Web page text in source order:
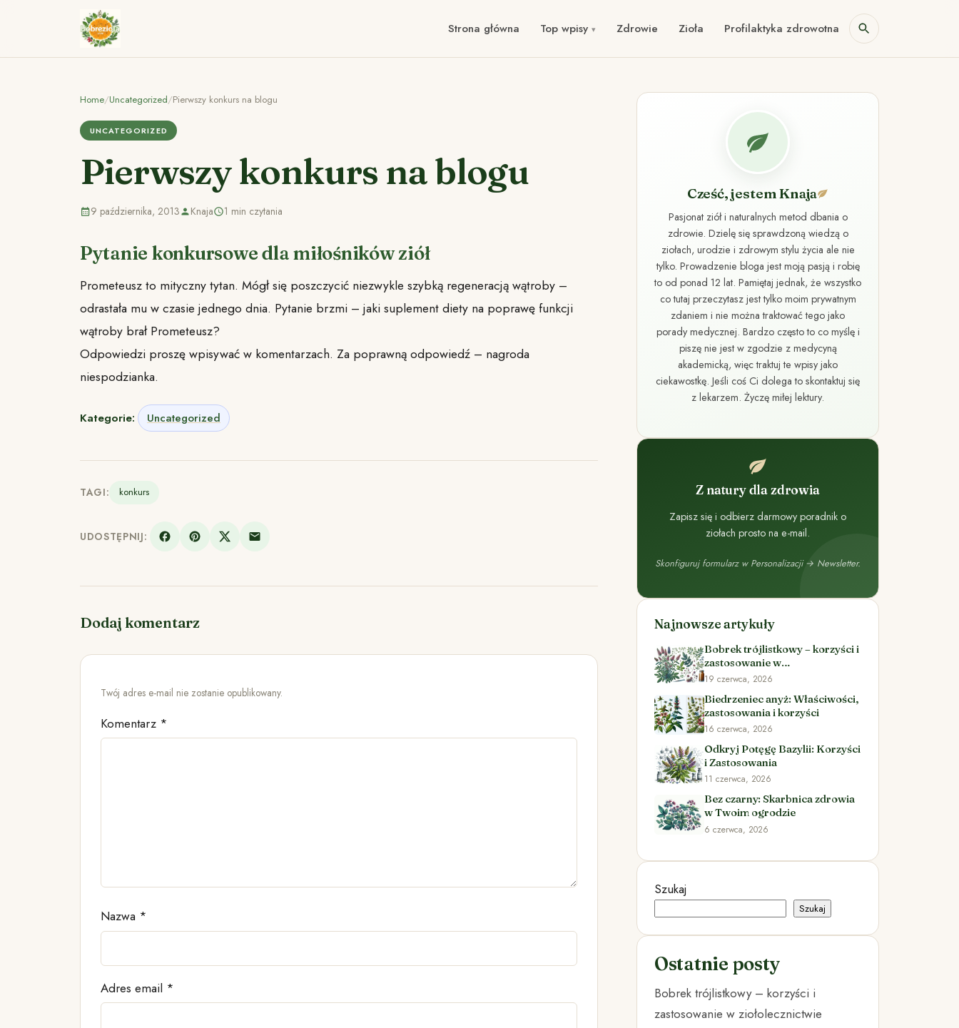
Strona główna Top wpisy Zdrowie Zioła Profilaktyka zdrowotna
Home/Uncategorized/Pierwszy konkurs na blogu
UNCATEGORIZED
Pierwszy konkurs na blogu
9 października, 2013 Knaja 1 min czytania
Pytanie konkursowe dla miłośników ziół
Prometeusz to mityczny tytan. Mógł się poszczycić niezwykle szybką regeneracją wątroby –
odrastała mu w czasie jednego dnia. Pytanie brzmi – jaki suplement diety na poprawę funkcji
wątroby brał Prometeusz?
Odpowiedzi proszę wpisywać w komentarzach. Za poprawną odpowiedź – nagroda
niespodzianka.
Kategorie: Uncategorized
TAGI: konkurs
UDOSTĘPNIJ:
Dodaj komentarz
Twój adres e-mail nie zostanie opublikowany.
Komentarz *
Nazwa *
Adres email *
Cześć, jestem Knaja
Pasjonat ziół i naturalnych metod dbania o
zdrowie. Dzielę się sprawdzoną wiedzą o
ziołach, urodzie i zdrowym stylu życia ale nie
tylko. Prowadzenie bloga jest moją pasją i robię
to od ponad 12 lat. Pamiętaj jednak, że wszystko
co tutaj przeczytasz jest tylko moim prywatnym
zdaniem i nie można traktować tego jako
porady medycznej. Bardzo często to co myślę i
piszę nie jest w zgodzie z medycyną
akademicką, więc traktuj te wpisy jako
ciekawostkę. Jeśli coś Ci dolega to skontaktuj się
z lekarzem. Życzę miłej lektury.
Z natury dla zdrowia
Zapisz się i odbierz darmowy poradnik o
ziołach prosto na e-mail.
Skonfiguruj formularz w Personalizacji → Newsletter.
Najnowsze artykuły
Bobrek trójlistkowy – korzyści i
zastosowanie w
ziołolecznictwie
19 czerwca, 2026
Biedrzeniec anyż: Właściwości,
zastosowania i korzyści
16 czerwca, 2026
Odkryj Potęgę Bazylii: Korzyści
i Zastosowania
11 czerwca, 2026
Bez czarny: Skarbnica zdrowia
w Twoim ogrodzie
6 czerwca, 2026
Szukaj
Szukaj
Ostatnie posty
Bobrek trójlistkowy – korzyści i
zastosowanie w ziołolecznictwie